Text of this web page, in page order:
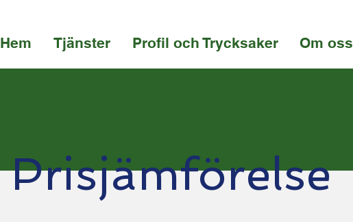
Hem Tjänster Profil och Trycksaker Om oss
Prisjämförelse